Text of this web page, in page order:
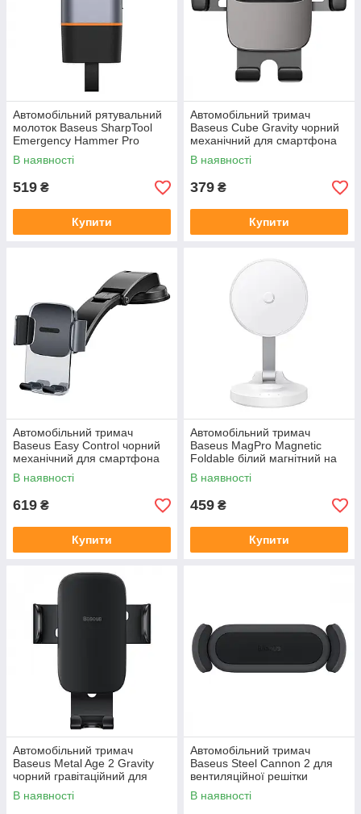
Автомобільний рятувальний
молоток Baseus SharpTool
Emergency Hammer Pro
чорний
В наявності
519 ₴
Купити
Автомобільний тримач
Baseus Cube Gravity чорний
механічний для смартфона
4.7-6.5"
В наявності
379 ₴
Купити
Автомобільний тримач
Baseus Easy Control чорний
механічний для смартфона
4.7-6.7"
В наявності
619 ₴
Купити
Автомобільний тримач
Baseus MagPro Magnetic
Foldable білий магнітний на
присоску
В наявності
459 ₴
Купити
Автомобільний тримач
Baseus Metal Age 2 Gravity
чорний гравітаційний для
смартфона
В наявності
Автомобільний тримач
Baseus Steel Cannon 2 для
вентиляційної решітки
чорний 5.4-6.7"
В наявності